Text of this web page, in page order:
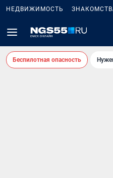
НЕДВИЖИМОСТЬ
Беспилотная опасность